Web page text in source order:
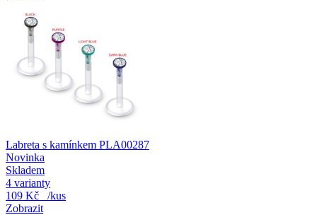
Labreta s kamínkem PLA00287
Novinka
Skladem
4 varianty
109 Kč
/kus
Zobrazit